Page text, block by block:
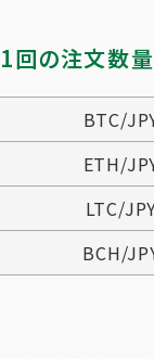
1回の注文数
BTC/
ETH/
LTC/
BCH/